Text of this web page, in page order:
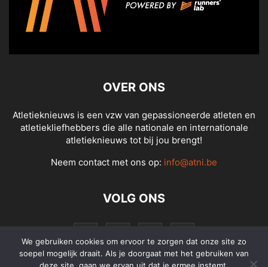
OVER ONS
Atletieknieuws is een vzw van gepassioneerde atleten en
atletiekliefhebbers die alle nationale en internationale
atletieknieuws tot bij jou brengt!
Neem contact met ons op: info@atni.be
VOLG ONS
We gebruiken cookies om ervoor te zorgen dat onze site zo
soepel mogelijk draait. Als je doorgaat met het gebruiken van